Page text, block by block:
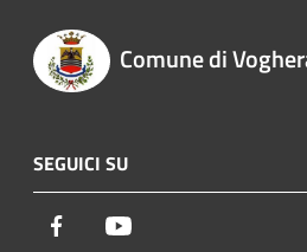
Comune di
SEGUICI SU
Facebook